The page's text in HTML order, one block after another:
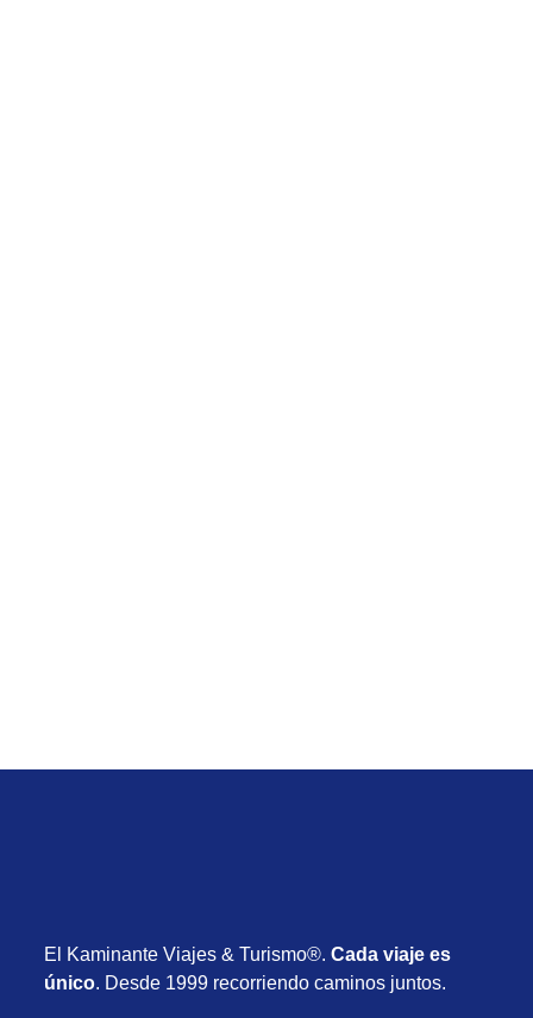
El Kaminante Viajes & Turismo®.Cada viaje es
único. Desde 1999 recorriendo caminos juntos.